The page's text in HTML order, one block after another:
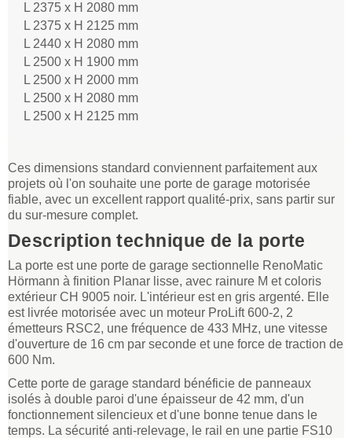
L 2375 x H 2080 mm
L 2375 x H 2125 mm
L 2440 x H 2080 mm
L 2500 x H 1900 mm
L 2500 x H 2000 mm
L 2500 x H 2080 mm
L 2500 x H 2125 mm
Ces dimensions standard conviennent parfaitement aux
projets où l'on souhaite une porte de garage motorisée
fiable, avec un excellent rapport qualité-prix, sans partir sur
du sur-mesure complet.
Description technique de la porte
La porte est une porte de garage sectionnelle RenoMatic
Hörmann à finition Planar lisse, avec rainure M et coloris
extérieur CH 9005 noir. L'intérieur est en gris argenté. Elle
est livrée motorisée avec un moteur ProLift 600-2, 2
émetteurs RSC2, une fréquence de 433 MHz, une vitesse
d'ouverture de 16 cm par seconde et une force de traction de
600 Nm.
Cette porte de garage standard bénéficie de panneaux
isolés à double paroi d'une épaisseur de 42 mm, d'un
fonctionnement silencieux et d'une bonne tenue dans le
temps. La sécurité anti-relevage, le rail en une partie FS10